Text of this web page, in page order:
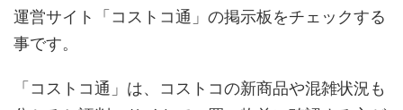
運営サイト「コストコ通」の掲示板をチェックする
事です。
「コストコ通」は、コストコの新商品や混雑状況も